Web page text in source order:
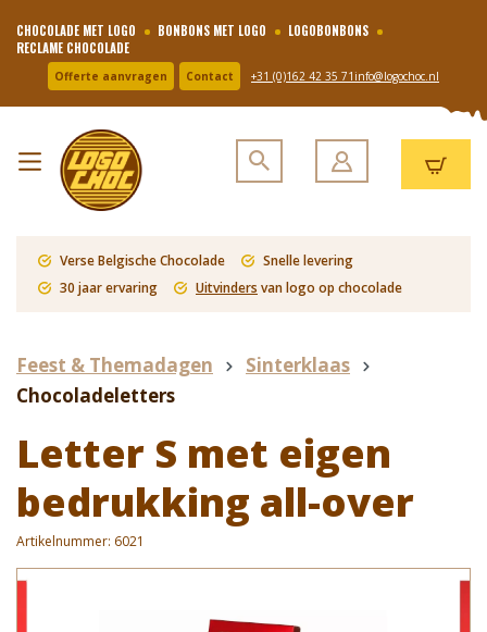
CHOCOLADE MET LOGO BONBONS MET LOGO
LOGOBONBONS
RECLAME CHOCOLADE
Offerte aanvragen Contact +31 (0)162 42 35 71 info@logochoc.nl
Verse Belgische Chocolade
Snelle levering
30 jaar ervaring
Uitvinders van logo op chocolade
Feest & Themadagen
Sinterklaas
Chocoladeletters
Letter S met eigen
bedrukking all-over
Artikelnummer: 6021